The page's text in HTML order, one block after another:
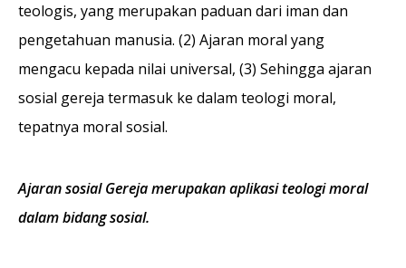
teologis, yang merupakan paduan dari iman dan
pengetahuan manusia. (2) Ajaran moral yang
mengacu kepada nilai universal, (3) Sehingga ajaran
sosial gereja termasuk ke dalam teologi moral,
tepatnya moral sosial.
Ajaran sosial Gereja merupakan aplikasi teologi moral
dalam bidang sosial.